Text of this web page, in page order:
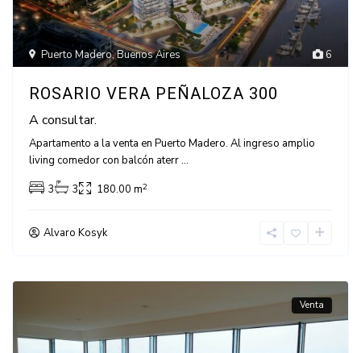
6
Puerto Madero,Buenos Aires
ROSARIO VERA PEÑALOZA 300
A consultar.
Apartamento a la venta en Puerto Madero. Al ingreso amplio
living comedor con balcón aterr...
3
3 180.00 m2
Alvaro Kosyk
Venta